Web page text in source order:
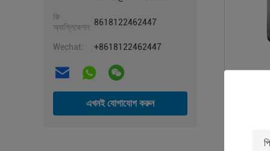
কি
অ্যাপ্লিকেশন: 8618122462447
Wechat: +8618122462447
এখনই যোগাযোগ করুন
স্ক্রিন কোড